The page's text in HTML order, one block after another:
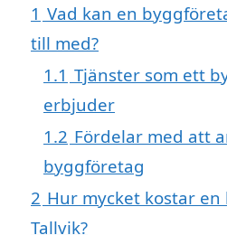
1 Vad kan en
till med?
1.1 Tjänster som ett
erbjuder
1.2 Fördelar med att
byggföretag
2 Hur mycket kostar
Tallvik?